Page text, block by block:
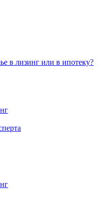
в лизинг или в ипотеку?